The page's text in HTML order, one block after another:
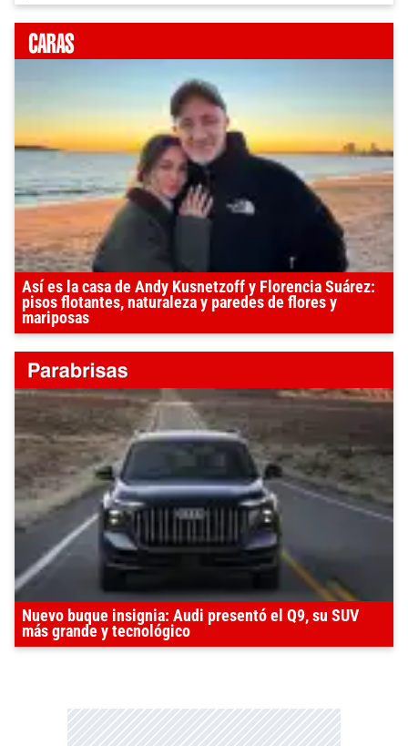
Así es la casa de Andy Kusnetzoff y Florencia Suárez:
pisos flotantes, naturaleza y paredes de flores y
mariposas
Nuevo buque insignia: Audi presentó el Q9, su SUV
más grande y tecnológico